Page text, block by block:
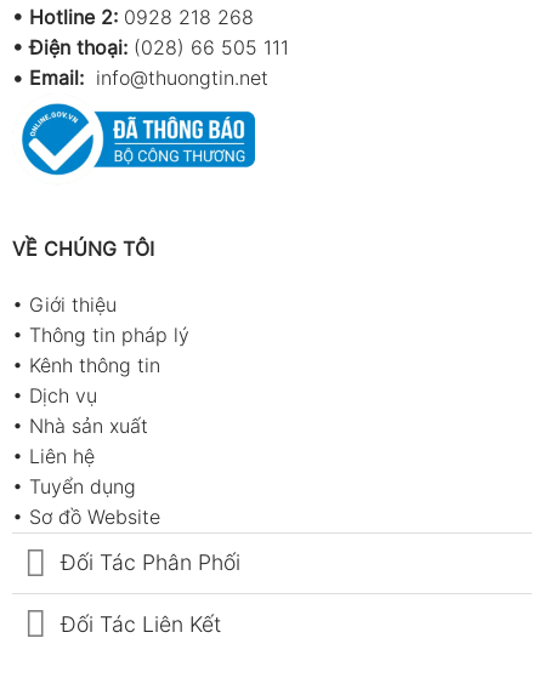
• Hotline 2: 0928 218 268
• Điện thoại: (028) 66 505 111
• Email: info@thuongtin.net
VỀ CHÚNG TÔI
• Giới thiệu
• Thông tin pháp lý
• Kênh thông tin
• Dịch vụ
• Nhà sản xuất
• Liên hệ
• Tuyển dụng
• Sơ đồ Website
Đối Tác Phân Phối
Đối Tác Liên Kết